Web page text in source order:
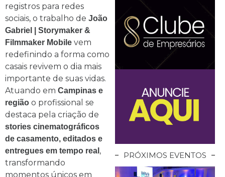
registros para redes
sociais, o trabalho de João
Gabriel | Storymaker &
Filmmaker Mobile vem
redefinindo a forma como
casais revivem o dia mais
importante de suas vidas.
Atuando em Campinas e
região o profissional se
destaca pela criação de
stories cinematográficos
de casamento, editados e
entregues em tempo real ,
transformando
momentos únicos em
PRÓXIMOS EVENTOS